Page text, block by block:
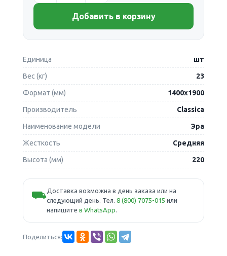
Добавить в корзину
Единица шт
Вес (кг) 23
Формат (мм) 1400х1900
Производитель Classica
Наименование модели Эра
Жесткость Средняя
Высота (мм) 220
⛟Доставка возможна в день заказа или на
следующий день. Тел. 8 (800) 7075-015 или
напишите в WhatsApp.
Поделиться: